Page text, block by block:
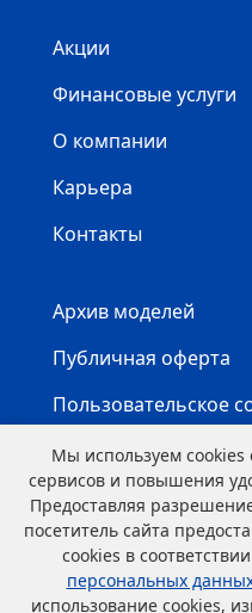
Акции
Финансовые услуги
О компании
Карьера
Контакты
Архив моделей
Публичная оферта
Пользовательское
Карта сайта
Мы используем
сервисов и повышения
Предоставляя
посетитель сайта
cookies в
персональных
использование cookies,